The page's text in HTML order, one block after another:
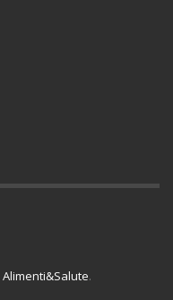
Alimenti&Salute.